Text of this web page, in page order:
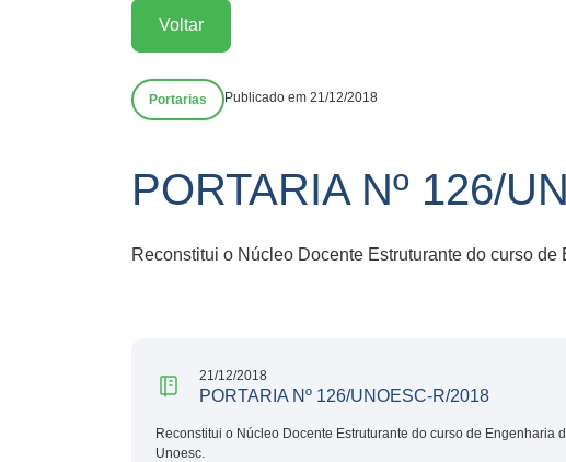
Voltar
Portarias Publicado em 21/12/2018
PORTARIA Nº 126/
Reconstitui o Núcleo Docente Estruturante do curso
21/12/2018
PORTARIA Nº 126/UNOESC-R/2018
Reconstitui o Núcleo Docente Estruturante do curso de Engenharia
Unoesc.